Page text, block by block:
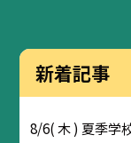
新着記事
8/6( 木 ) 夏季学